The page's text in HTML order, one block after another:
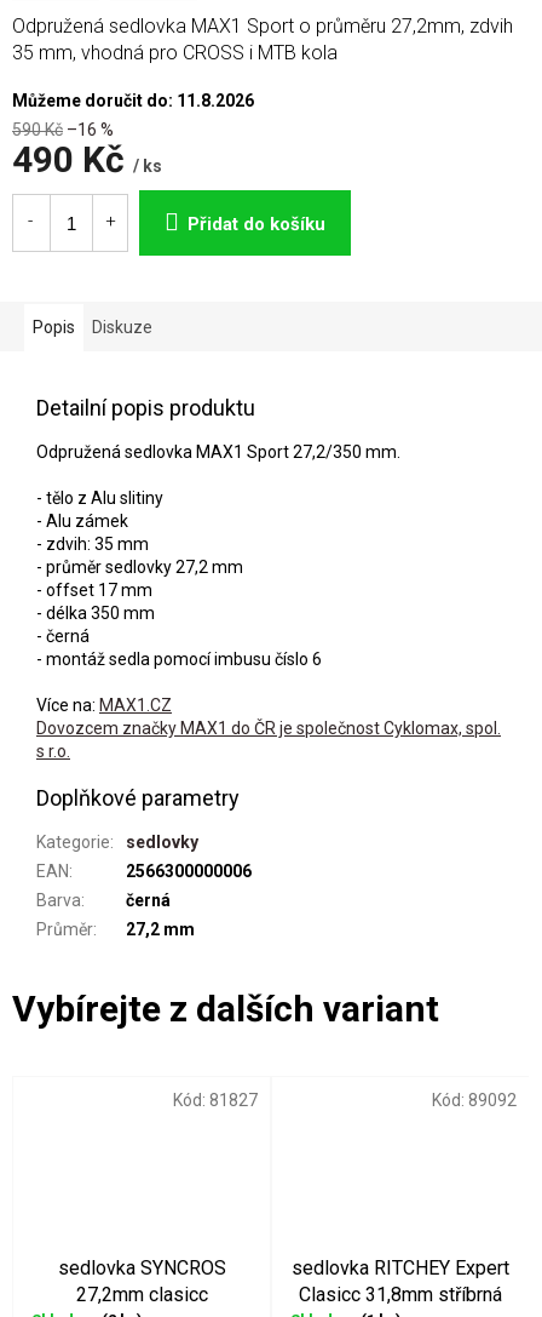
590 Kč –16 %
490 Kč / ks
Měrná
cena:
Můžeme doručit do: 11.8.2026
Přidat do košíku
Odpružená sedlovka MAX1 Sport o průměru 27,2mm, zdvih
35 mm, vhodná pro CROSS i MTB kola
Popis Diskuze
Detailní popis produktu
Odpružená sedlovka MAX1 Sport 27,2/350 mm.
- tělo z Alu slitiny
- Alu zámek
- zdvih: 35 mm
- průměr sedlovky 27,2 mm
- offset 17 mm
- délka 350 mm
- černá
- montáž sedla pomocí imbusu číslo 6
Více na: MAX1.CZ
Dovozcem značky MAX1 do ČR je společnost Cyklomax, spol.
s r.o.
Doplňkové parametry
Kategorie:
sedlovky
EAN:
2566300000006
Barva:
černá
Průměr: 27,2 mm
sedlovka SYNCROS
27,2mm clasicc
Kód: 81827
sedlovka RITCHEY Expert
Clasicc 31,8mm stříbrná
Kód: 89092